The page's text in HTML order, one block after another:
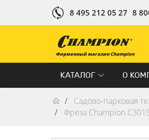
8 495 212 05 27 8
Фирменный магазин Champion
КАТАЛОГ О
Садово-парковая
Фреза Champion